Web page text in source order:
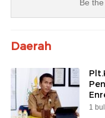
Be
Daerah
1